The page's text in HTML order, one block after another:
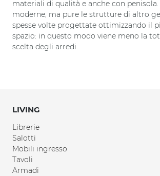
materiali di qualità e anche con penisola.
moderne, ma pure le strutture di altro
spesse volte progettate ottimizzando il
spazio: in questo modo viene meno la
scelta degli arredi.
LIVING
Librerie
Salotti
Mobili ingresso
Tavoli
Armadi